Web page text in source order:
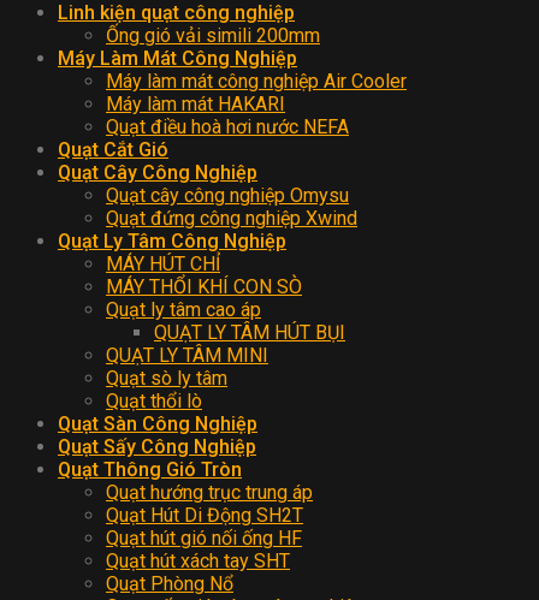
Linh kiện quạt công nghiệp
Ống gió vải simili 200mm
Máy Làm Mát Công Nghiệp
Máy làm mát công nghiệp Air Cooler
Máy làm mát HAKARI
Quạt điều hoà hơi nước NEFA
Quạt Cắt Gió
Quạt Cây Công Nghiệp
Quạt cây công nghiệp Omysu
Quạt đứng công nghiệp Xwind
Quạt Ly Tâm Công Nghiệp
MÁY HÚT CHỈ
MÁY THỔI KHÍ CON SÒ
Quạt ly tâm cao áp
QUẠT LY TÂM HÚT BỤI
QUẠT LY TÂM MINI
Quạt sò ly tâm
Quạt thổi lò
Quạt Sàn Công Nghiệp
Quạt Sấy Công Nghiệp
Quạt Thông Gió Tròn
Quạt hướng trục trung áp
Quạt Hút Di Động SH2T
Quạt hút gió nối ống HF
Quạt hút xách tay SHT
Quạt Phòng Nổ